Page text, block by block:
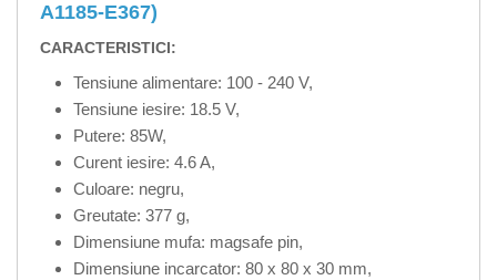
A1185-E367)
CARACTERISTICI:
Tensiune alimentare: 100 - 240 V,
Tensiune iesire: 18.5 V,
Putere: 85W,
Curent iesire: 4.6 A,
Culoare: negru,
Greutate: 377 g,
Dimensiune mufa: magsafe pin,
Dimensiune incarcator: 80 x 80 x 30 mm,